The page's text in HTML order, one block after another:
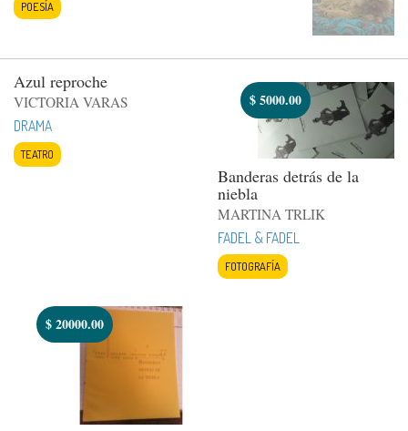
POESÍA
Azul reproche
VICTORIA VARAS
DRAMA
TEATRO
$5000.00
Banderas detrás de la
niebla
MARTINA TRLIK
FADEL & FADEL
FOTOGRAFÍA
$20000.00